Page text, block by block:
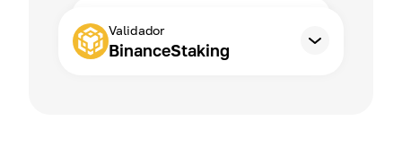
Validador
BinanceStaking